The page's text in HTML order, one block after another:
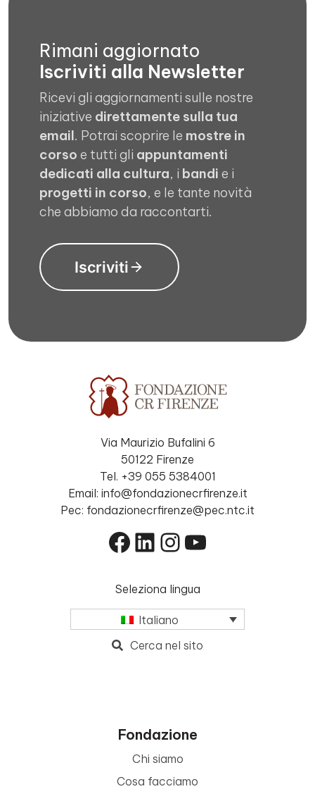
Rimani aggiornato
Iscriviti alla Newsletter
Ricevi gli aggiornamenti sulle nostre
iniziative direttamente sulla tua
email. Potrai scoprire le mostre in
corso e tutti gli appuntamenti
dedicati alla cultura, i bandi e i
progetti in corso, e le tante novità
che abbiamo da raccontarti.
Iscriviti
Via Maurizio Bufalini 6
50122 Firenze
Tel. +39 055 5384001
Email: info@fondazionecrfirenze.it
Pec: fondazionecrfirenze@pec.ntc.it
Facebook
LinkedIn
Instagram
YouTube
Seleziona lingua
Italiano
Cerca nel sito
Fondazione
Chi siamo
Cosa facciamo